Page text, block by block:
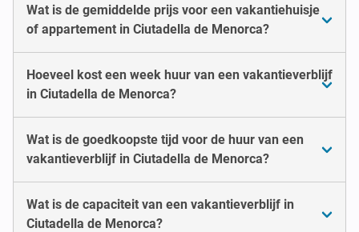
Wat is de gemiddelde prijs voor een vakantiehuisje
of appartement in Ciutadella de Menorca?
Hoeveel kost een week huur van een vakantieverblijf
in Ciutadella de Menorca?
Wat is de goedkoopste tijd voor de huur van een
vakantieverblijf in Ciutadella de Menorca?
Wat is de capaciteit van een vakantieverblijf in
Ciutadella de Menorca?